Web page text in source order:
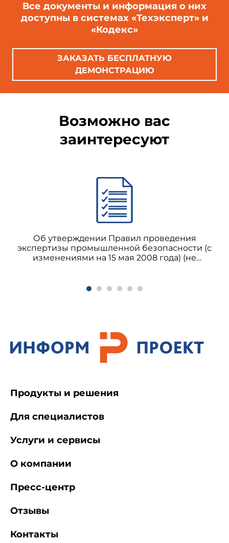
Все документы и информация о них
доступны в системах «Техэксперт» и
«Кодекс»
ЗАКАЗАТЬ БЕСПЛАТНУЮ
ДЕМОНСТРАЦИЮ
Возможно вас
заинтересуют
Об утверждении Правил проведения
экспертизы промышленной безопасности (с
изменениями на 15 мая 2008 года) (не
Продукты и решения
Для специалистов
Услуги и сервисы
О компании
Пресс-центр
Отзывы
Контакты